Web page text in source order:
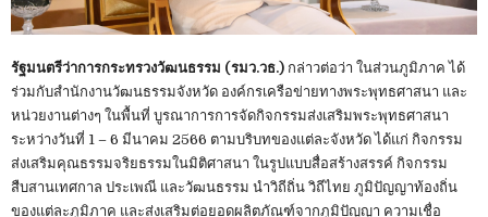
รัฐมนตรีว่าการกระทรวงวัฒนธรรม (รมว.วธ.) กล่าวต่อว่า ในส่วนภูมิภาค ได้
ร่วมกับสำนักงานวัฒนธรรมจังหวัด องค์กรเครือข่ายทางพระพุทธศาสนา และ
หน่วยงานต่างๆ ในพื้นที่ บูรณาการการจัดกิจกรรมส่งเสริมพระพุทธศาสนา
ระหว่างวันที่ 1 – 6 มีนาคม 2566 ตามบริบทของแต่ละจังหวัด ได้แก่ กิจกรรม
ส่งเสริมคุณธรรมจริยธรรมในมิติศาสนา ในรูปแบบสื่อสร้างสรรค์ กิจกรรม
สืบสานเทศกาล ประเพณี และวัฒนธรรม นำวิถีถิ่น วิถีไทย ภูมิปัญญาท้องถิ่น
ของแต่ละภูมิภาค และส่งเสริมต่อยอดผลิตภัณฑ์จากภูมิปัญญา ความเชื่อ